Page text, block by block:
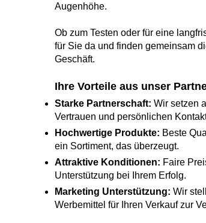
Augenhöhe.
Ob zum Testen oder für eine
für Sie da und finden gemeinsam
Geschäft.
Ihre Vorteile aus unser
Starke Partnerschaft: Wir setzen
Vertrauen und persönlichen
Hochwertige Produkte: Beste
ein Sortiment, das überzeugt.
Attraktive Konditionen: Faire
Unterstützung bei Ihrem Erfolg.
Marketing Unterstützung: Wir
Werbemittel für Ihren Verkauf zur